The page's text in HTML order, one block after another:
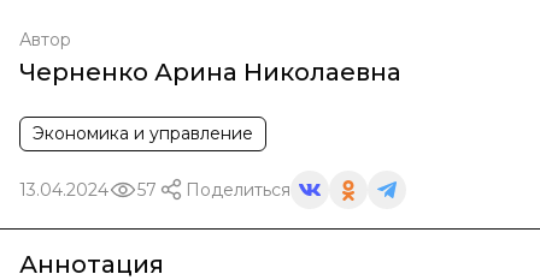
Автор
Черненко Арина Николаевна
Экономика и управление
13.04.2024 57 Поделиться
Аннотация